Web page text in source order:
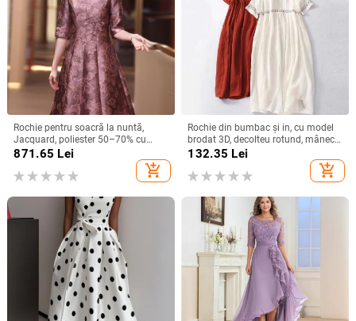
Rochie pentru soacră la nuntă,
Jacquard, poliester 50–70% cu
spandex <30%, lungime midi,
primăvara 2025, stil socialite
871.65 Lei
add_shopping_cart
Rochie din bumbac și in, cu model
brodat 3D, decolteu rotund, mâneci
scurte, talie lejeră, croială în linie A,
132.35 Lei
add_shopping_cart